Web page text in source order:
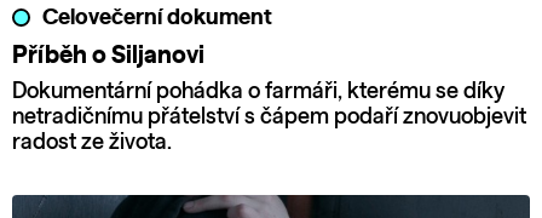
Celovečerní dokument
Příběh o Siljanovi
Dokumentární pohádka o farmáři, kterému se díky
netradičnímu přátelství s čápem podaří znovuobjevit
radost ze života.